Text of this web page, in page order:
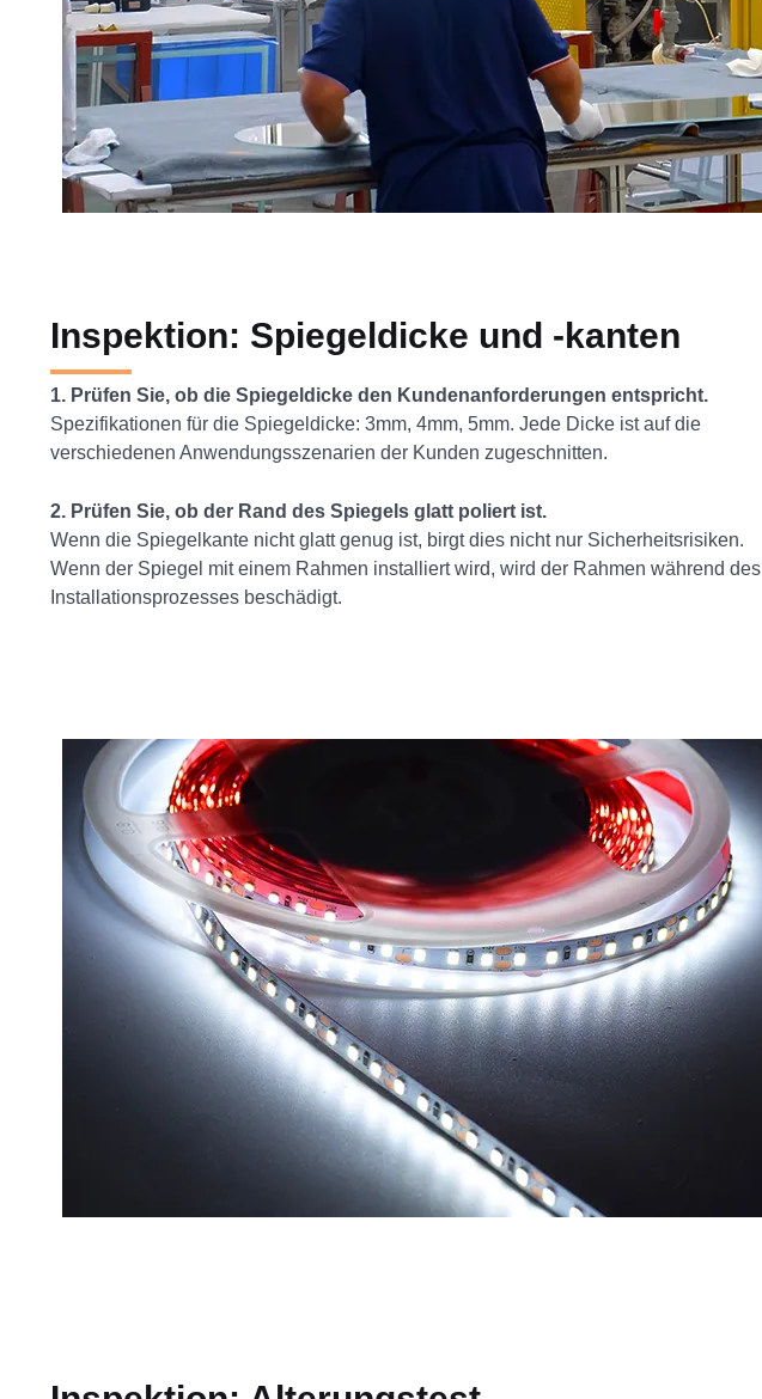
Inspektion: Spiegeldicke und -kanten
1. Prüfen Sie, ob die Spiegeldicke den Kundenanforderungen entspricht.
Spezifikationen für die Spiegeldicke: 3mm, 4mm, 5mm. Jede Dicke ist auf die
verschiedenen Anwendungsszenarien der Kunden zugeschnitten.
2. Prüfen Sie, ob der Rand des Spiegels glatt poliert ist.
Wenn die Spiegelkante nicht glatt genug ist, birgt dies nicht nur Sicherheitsrisiken.
Wenn der Spiegel mit einem Rahmen installiert wird, wird der Rahmen während des
Installationsprozesses beschädigt.